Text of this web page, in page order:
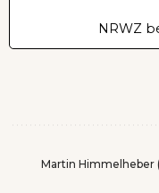
NRWZ
Martin Himmelheber